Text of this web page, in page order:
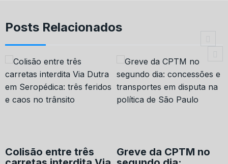
Posts Relacionados
Colisão entre três
Greve da CPTM no